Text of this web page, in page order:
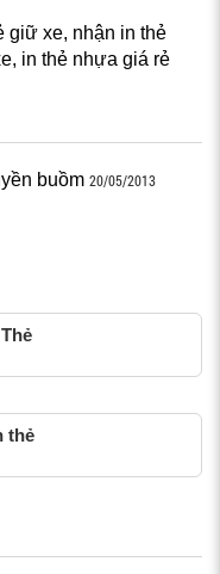
giữ xe, nhận in thẻ
in thẻ nhựa giá rẻ
buồm 20/05/2013
thẻ